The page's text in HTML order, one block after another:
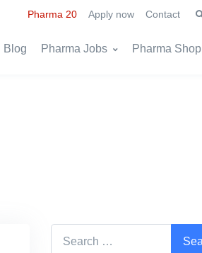
Pharma 20 Apply now Contact
Blog Pharma Jobs Pharma Shop